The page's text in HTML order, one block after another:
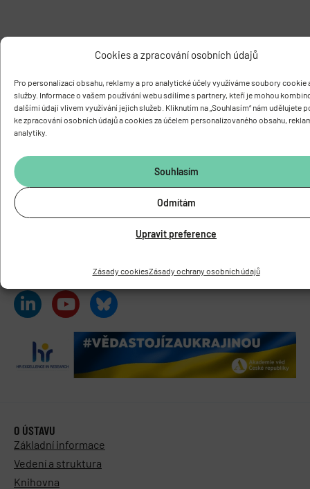
Cookies a zpracování osobních údajů
Pro personalizaci obsahu, reklamy a pro analytické účely využíváme soubory cookie
služby. Informace o vašem používání webu sdílíme s partnery, kteří je mohou
dalšími údaji vlivem využívání jejich služeb. Kliknutím na „Souhlasím“ nám udělujete
ke zpracování osobních údajů a cookies za účelem personalizovaného obsahu,
analytiky.
Souhlasím
Odmítám
Upravit preference
Zásady cookiesZásady ochrany osobních údajů
FYZIOLOGICKÝ ÚSTAV
Tel.:
+420 241 062 424
Fax:
+420 244 472 269
E-mail:
fgu@fgu.cas.cz
Datová schránka: y5xnq3f
Buďte s námi v kontaktu
O ÚSTAVU
Základní informace
Vedení a struktura
Knihovna